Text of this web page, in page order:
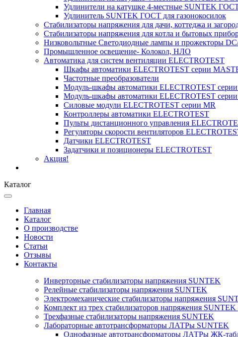
Удлинители на катушке 4-местные SUNTEK
Удлинитель SUNTEK ГОСТ для газонокосилок
Стабилизаторы напряжения для дачи, коттеджа и
Стабилизаторы напряжения для котла и бытовых
Низковольтные Светодиодные лампы и прожекторы
Промышленное освещение- Колокол, НЛО
Автоматика для систем вентиляции ELECTROTEST
Шкафы автоматики ELECTROTEST серии
Частотные преобразователи
Модуль-шкафы автоматики ELECTROTEST
Модуль-шкафы автоматики ELECTROTEST
Силовые модули ELECTROTEST серии MR
Контроллеры автоматики ELECTROTEST
Пульты дистанционного управления
Регуляторы скорости вентиляторов
Датчики ELECTROTEST
Задатчики и позиционеры ELECTROTEST
Акция!
Каталог
Главная
Каталог
О производстве
Новости
Статьи
Отзывы
Контакты
Инверторные стабилизаторы напряжения SUNTEK
Релейные стабилизаторы напряжения SUNTEK
Электромеханические стабилизаторы напряжения
Комплект из трех стабилизаторов напряжения SUNTEK
Трехфазные стабилизаторы напряжения SUNTEK
Лабораторные автотрансформаторы ЛАТРы SUNTEK
Однофазные автотрансформаторы ЛАТРы ЖК-